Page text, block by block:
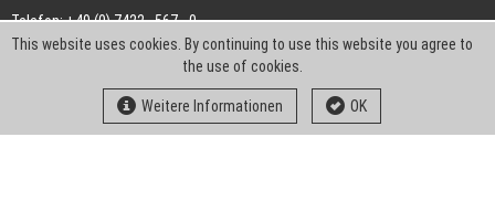
Telefon: +49 (0) 7422 . 567 - 0
Telefax: +49 (0) 7422 . 567 - 239
info-ch@kern-liebers.com
This website uses cookies. By continuing to use this website you agree to
the use of cookies.
Weitere Informationen OK